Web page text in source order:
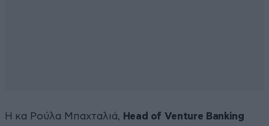
Η κα Ρούλα Μπαχταλιά, Head of Venture Banking